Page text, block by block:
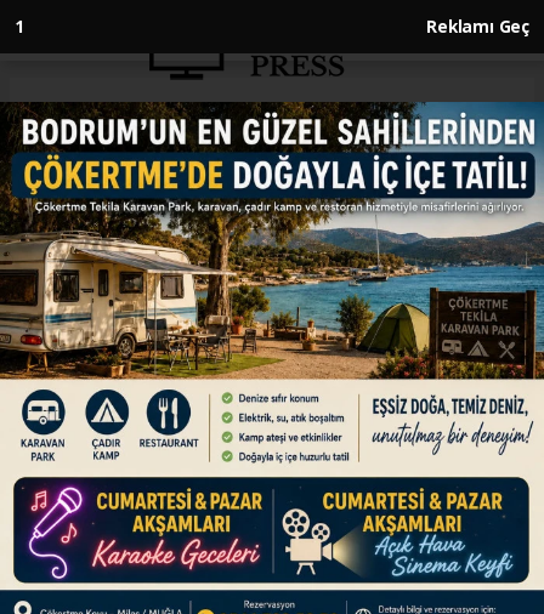
Anasayfa GÜNDEM
Kayak merkezlerinde en fazla
kar kalınlığı 161 santimetreyle
Palandöken'de ölçüldü
GÜNDEM
24.02.2025 - 11:01, Güncelleme: 24.02.2025 - 11:01
Kayak merkezleri arasında en fazla kar kalınlığı
161 santimetreyle Palandöken'de kaydedildi.
ABONE OL